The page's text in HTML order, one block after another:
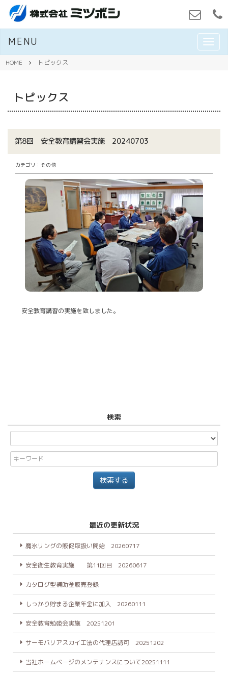
M
E
MENU
HOME トピックス
トピックス
第8回 安全教育講習会実施 20240703
カテゴリ：その他
安全教育講習の実施を致しました。
検索
最近の更新状況
魔氷リングの販促取扱い開始 20260717
安全衛生教育実施 第11回目 20260617
カタログ型補助金販売登録
しっかり貯まる企業年金に加入 20260111
安全教育勉強会実施 20251201
サーモバリアスカイ工法の代理店認可 20251202
当社ホームページのメンテナンスについて20251111